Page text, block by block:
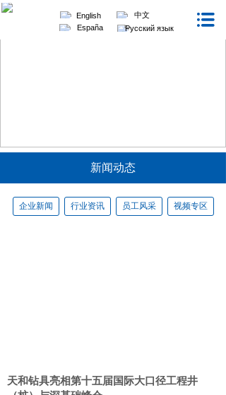
新闻动态
企业新闻 行业资讯 员工风采 视频专区
天和钻具亮相第十五届国际大口径工程井
España Русский язык
中文
English